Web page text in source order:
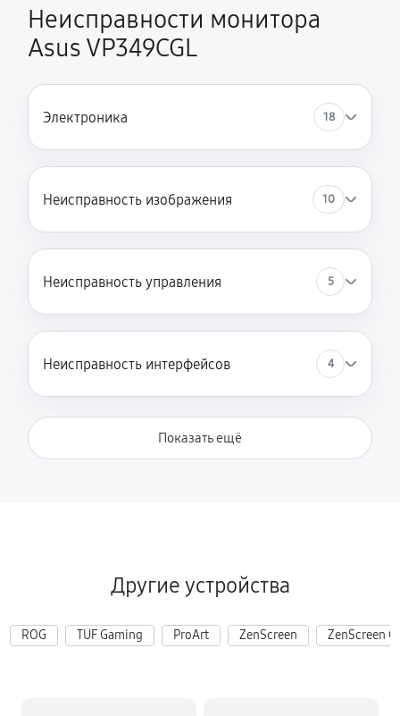
Неисправности монитора
Asus VP349CGL
Электроника 18
Неисправность изображения 10
Неисправность управления 5
Неисправность интерфейсов 4
Показать ещё
Другие устройства
ROG TUF Gaming ProArt ZenScreen ZenScreen